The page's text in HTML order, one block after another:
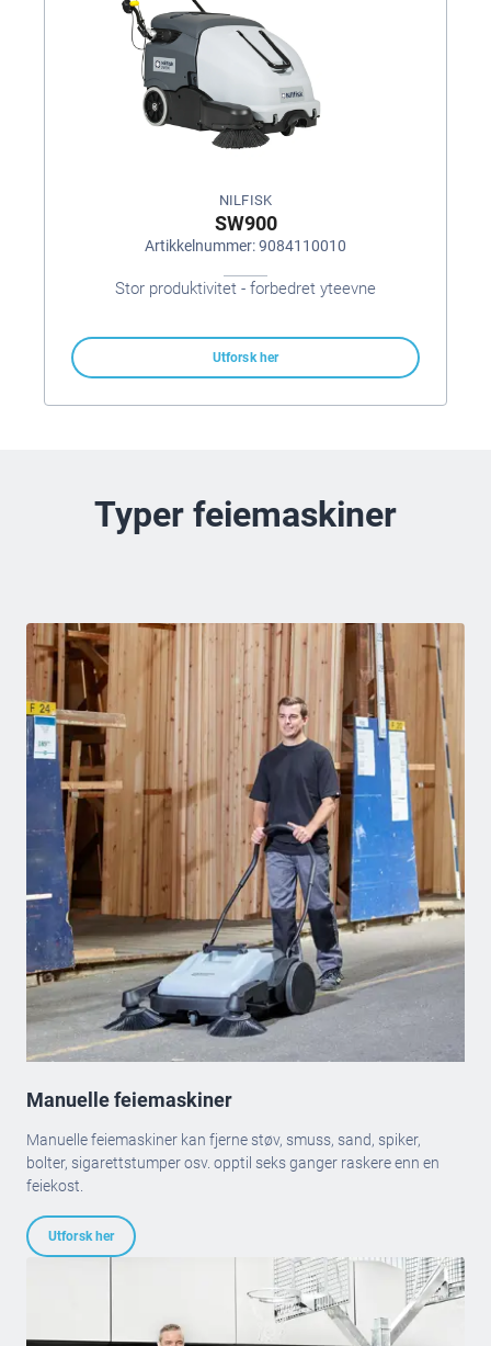
NILFISK
SW900
Artikkelnummer: 9084110010
Stor produktivitet - forbedret yteevne
Utforsk her
Typer feiemaskiner
Manuelle feiemaskiner
Manuelle feiemaskiner kan fjerne støv, smuss, sand, spiker,
bolter, sigarettstumper osv. opptil seks ganger raskere enn en
feiekost.
Utforsk her